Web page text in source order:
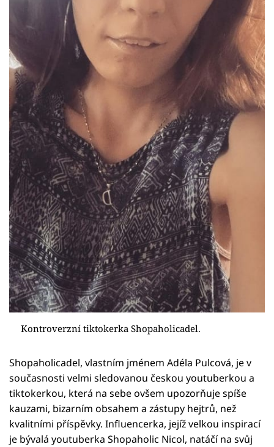
Videa
Sledujte prima+
Přihlášení
Sledujte nás
Kontroverzní tiktokerka Shopaholicadel.
Shopaholicadel, vlastním jménem Adéla Pulcová, je v
současnosti velmi sledovanou českou youtuberkou a
tiktokerkou, která na sebe ovšem upozorňuje spíše
kauzami, bizarním obsahem a zástupy hejtrů, než
kvalitními příspěvky. Influencerka, jejíž velkou inspirací
je bývalá youtuberka Shopaholic Nicol, natáčí na svůj